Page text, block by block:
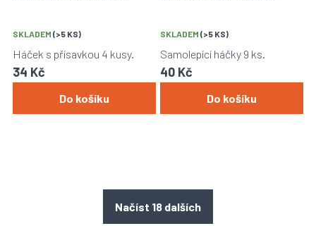
SKLADEM (>5 KS)
34 Kč
Do košíku
Háček s přísavkou 4 kusy.
SKLADEM (>5 KS)
40 Kč
Do košíku
Samolepící háčky 9 ks.
Načíst 18 dalších